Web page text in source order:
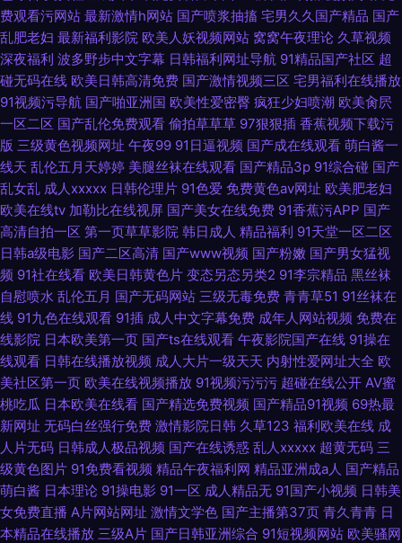
费观看污网站 最新激情h网站 国产喷浆抽搐 宅男久久国产精品 国产
乱肥老妇 最新福利影院 欧美人妖视频网站 窝窝午夜理论 久草视频
深夜福利 波多野步中文字幕 日韩福利网址导航 91精品国产社区 超
碰无码在线 欧美日韩高清免费 国产激情视频三区 宅男福利在线播放
91视频污导航 国产啪亚洲国 欧美性爱密臀 疯狂少妇喷潮 欧美肏屄
一区二区 国产乱伦免费观看 偷拍草草草 97狠狠插 香蕉视频下载污
版 三级黄色视频网址 午夜99 91日逼视频 国产成在线观看 萌白酱一
线天 乱伦五月天婷婷 美腿丝袜在线观看 国产精品3p 91综合碰 国产
乱女乱 成人xxxxx 日韩伦理片 91色爱 免费黄色av网址 欧美肥老妇
欧美在线tv 加勒比在线视屏 国产美女在线免费 91香蕉污APP 国产
高清自拍一区 第一页草草影院 韩日成人 精品福利 91天堂一区二区
日韩a级电影 国产二区高清 国产www视频 国产粉嫩 国产男女猛视
频 91社在线看 欧美日韩黄色片 变态另态另类2 91李宗精品 黑丝袜
自慰喷水 乱伦五月 国产无码网站 三级无毒免费 青青草51 91丝袜在
线 91九色在线观看 91插 成人中文字幕免费 成年人网站视频 免费在
线影院 日本欧美第一页 国产ts在线观看 午夜影院国产在线 91操在
线观看 日韩在线播放视频 成人大片一级天天 内射性爱网址大全 欧
美社区第一页 欧美在线视频播放 91视频污污污 超碰在线公开 AV蜜
桃吃瓜 日本欧美在线看 国产精选免费视频 国产精品91视频 69热最
新网址 无码白丝强行免费 激情影院日韩 久草123 福利欧美在线 成
人片无码 日韩成人极品视频 国产在线诱惑 乱人xxxxx 超黄无码 三
级黄色图片 91免费看视频 精品午夜福利网 精品亚洲成a人 国产精品
萌白酱 日本理论 91操电影 91一区 成人精品无 91国产小视频 日韩美
女免费直播 A片网站网址 激情文学色 国产主播第37页 青久青青 日
本精品在线播放 三级A片 国产日韩亚洲综合 91短视频网站 欧美骚网